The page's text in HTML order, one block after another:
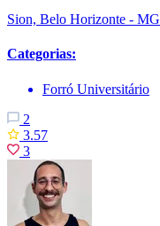
Sion, Belo Horizonte - MG
Categorias:
Forró Universitário
2
3.57
3